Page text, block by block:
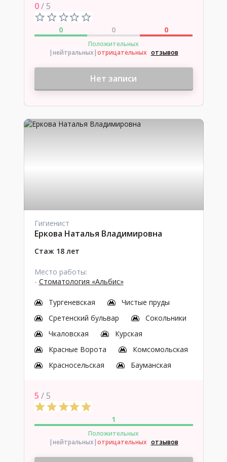
0/ 5
0 0 0
Положительных
|нейтральных|отрицательных отзывов
Нет записи
Гигиенист
Еркова Наталья Владимировна
Стаж 18 лет
Место работы:
- Стоматология «Альбис»
Тургеневская
Чистые пруды
Сретенский бульвар
Сокольники
Чкаловская
Курская
Красные Ворота
Комсомольская
Красносельская
Бауманская
5 / 5
1
Положительных
|нейтральных|отрицательных отзывов